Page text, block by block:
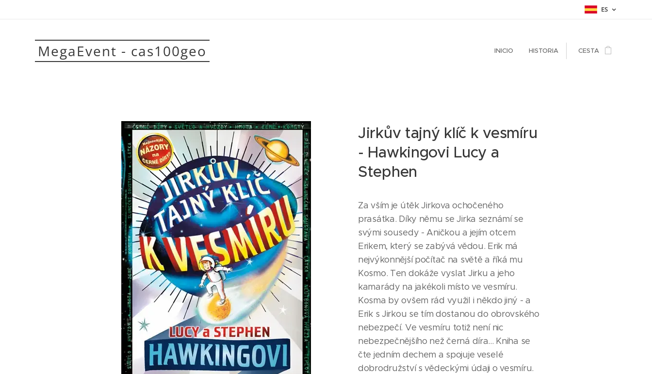
ES
MegaEvent - cas100geo INICIO HISTORIA CESTA
Jirkův tajný klíč k vesmíru
- Hawkingovi Lucy a
Stephen
Za vším je útěk Jirkova ochočeného
prasátka. Díky němu se Jirka seznámí se
svými sousedy - Aničkou a jejím otcem
Erikem, který se zabývá vědou. Erik má
nejvýkonnější počítač na světě a říká mu
Kosmo. Ten dokáže vyslat Jirku a jeho
kamarády na jakékoli místo ve vesmíru.
Kosma by ovšem rád využil i někdo jiný - a
Erik s Jirkou se tím dostanou do obrovského
nebezpečí. Ve vesmíru totiž není nic
nebezpečnějšího než černá díra... Kniha se
čte jedním dechem a spojuje veselé
dobrodružství s vědeckými údaji o vesmíru.